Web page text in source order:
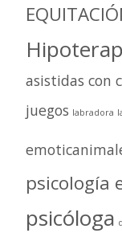
asistidas con
juegos labradora
psicología
psicóloga